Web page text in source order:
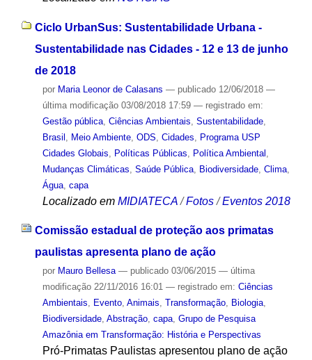
Ciclo UrbanSus: Sustentabilidade Urbana -
Sustentabilidade nas Cidades - 12 e 13 de junho
de 2018
por Maria Leonor de Calasans — publicado12/06/2018 —
última modificação03/08/2018 17:59 — registrado em:
Gestão pública, Ciências Ambientais Sustentabilidade,
Brasil
Meio Ambiente, ODS Cidades
Programa USP
Cidades Globais
Políticas Públicas Política Ambiental
Mudanças Climáticas Saúde Pública, Biodiversidade, Clima,
Água, capa
Localizado em MIDIATECA /Fotos /Eventos 2018
Comissão estadual de proteção aos primatas
paulistas apresenta plano de ação
por Mauro Bellesa — publicado03/06/2015 — última
modificação22/11/2016 16:01 — registrado em: Ciências
Ambientais, Evento, Animais, Transformação, Biologia,
Biodiversidade, Abstração, capa, Grupo de Pesquisa
Amazônia em Transformação: História e Perspectivas
Pró-Primatas Paulistas apresentou plano de ação